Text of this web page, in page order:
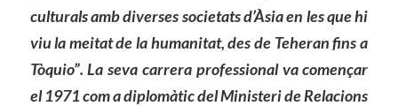
culturals amb diverses societats d’Àsia en les quehi
viu la meitat de la humanitat, des de Teheran fins a
Tòquio”. La seva carrera professional va començar
el1971 com a diplomàtic del Ministeri de Relacions